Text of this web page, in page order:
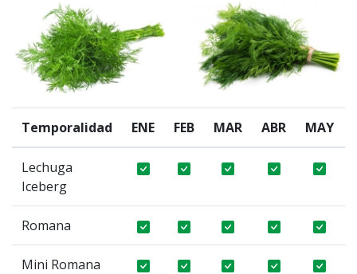
Temporalidad ENE FEB MAR ABR MAY
Lechuga
Iceberg
Romana
Mini Romana